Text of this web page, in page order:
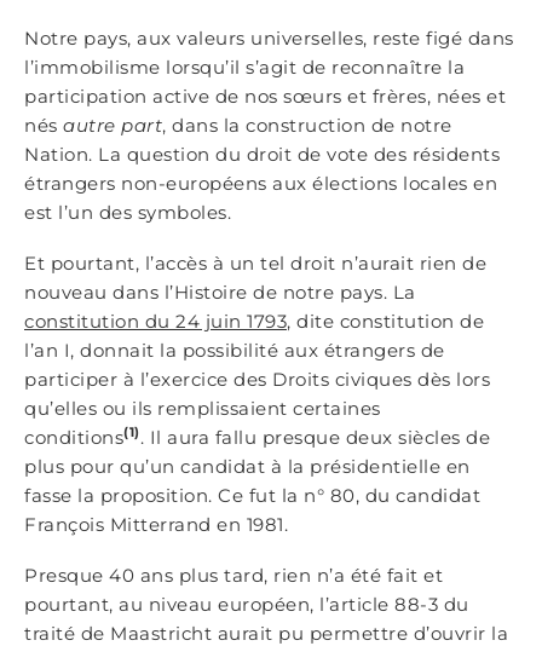
Notre pays, aux valeurs universelles, reste figé dans
l’immobilisme lorsqu’il s’agit de reconnaître la
participation active de nos sœurs et frères, nées et
nés autre part, dans la construction de notre
Nation. La question du droit de vote des résidents
étrangers non-européens aux élections locales en
est l’un des symboles.
Et pourtant, l’accès à un tel droit n’aurait rien de
nouveau dans l’Histoire de notre pays. La
constitution du 24 juin 1793, dite constitution de
l’an I, donnait la possibilité aux étrangers de
participer à l’exercice des Droits civiques dès lors
qu’elles ou ils remplissaient certaines
conditions(1) . Il aura fallu presque deux siècles de
plus pour qu’un candidat à la présidentielle en
fasse la proposition. Ce fut la n° 80, du candidat
François Mitterrand en 1981.
Presque 40 ans plus tard, rien n’a été fait et
pourtant, au niveau européen, l’article 88-3 du
traité de Maastricht aurait pu permettre d’ouvrir la